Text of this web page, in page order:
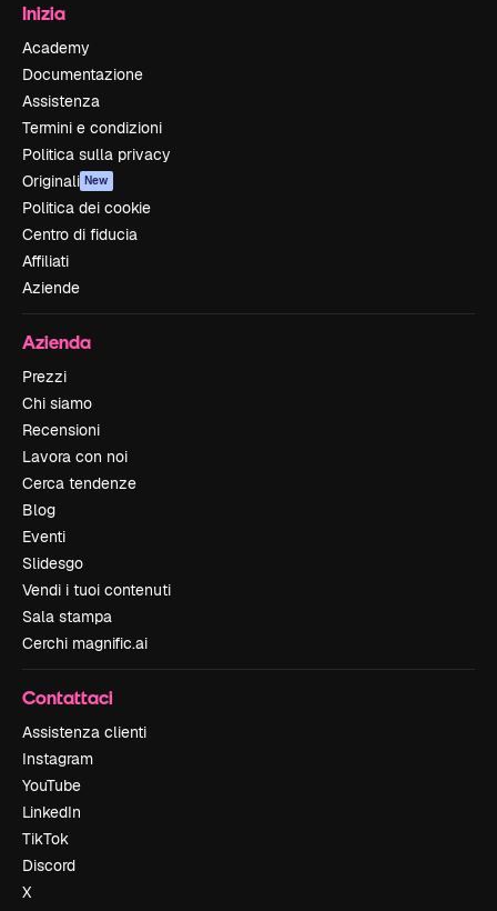
Inizia
Academy
Documentazione
Assistenza
Termini e condizioni
Politica sulla privacy
Originali New
Politica dei cookie
Centro di fiducia
Affiliati
Aziende
Azienda
Prezzi
Chi siamo
Recensioni
Lavora con noi
Cerca tendenze
Blog
Eventi
Slidesgo
Vendi i tuoi contenuti
Sala stampa
Cerchi magnific.ai
Contattaci
Assistenza clienti
Instagram
YouTube
LinkedIn
TikTok
Discord
X